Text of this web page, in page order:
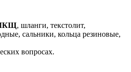
, шланги, текстолит,
сальники, кольца резиновые,
вопросах.